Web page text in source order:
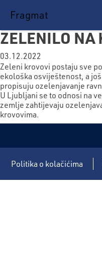
Fragmat
ZELENILO NA
03.12.2022
Zeleni krovovi postaju sve
ekološka osviještenost, a
propisuju ozelenjavanje
U Ljubljani se to odnosi na
zemlje zahtijevaju
krovovima.
Politika o kolačićima